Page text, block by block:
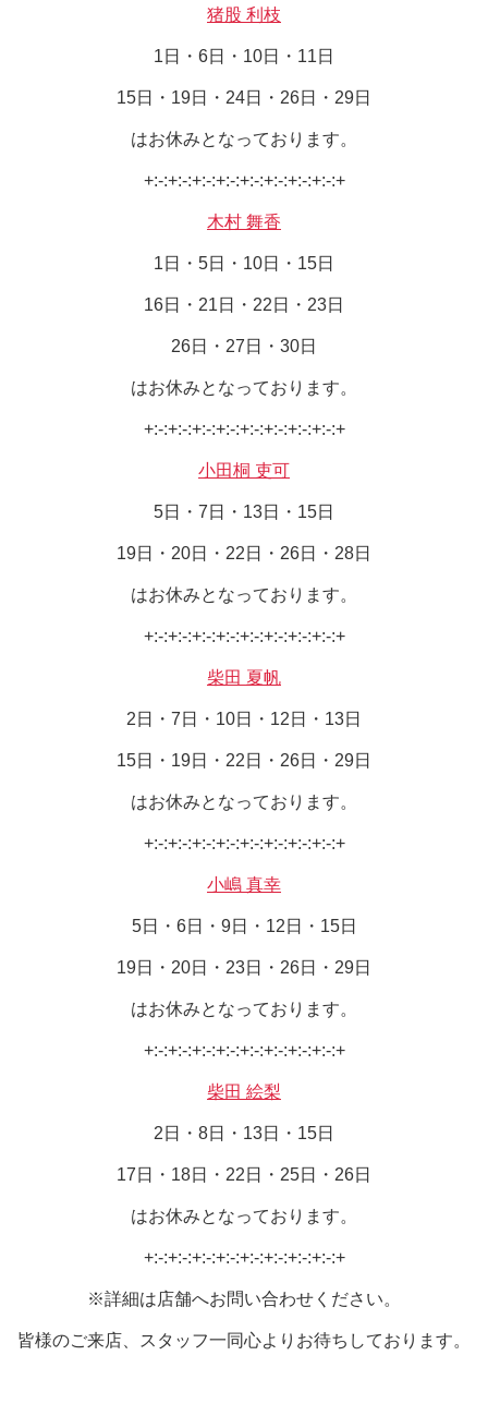
猪股 利枝
1日・6日・10日・11日
15日・19日・24日・26日・29日
はお休みとなっております。
+:-:+:-:+:-:+:-:+:-:+:-:+:-:+:-:+
木村 舞香
1日・5日・10日・15日
16日・21日・22日・23日
26日・27日・30日
はお休みとなっております。
+:-:+:-:+:-:+:-:+:-:+:-:+:-:+:-:+
小田桐 吏可
5日・7日・13日・15日
19日・20日・22日・26日・28日
はお休みとなっております。
+:-:+:-:+:-:+:-:+:-:+:-:+:-:+:-:+
柴田 夏帆
2日・7日・10日・12日・13日
15日・19日・22日・26日・29日
はお休みとなっております。
+:-:+:-:+:-:+:-:+:-:+:-:+:-:+:-:+
小嶋 真幸
5日・6日・9日・12日・15日
19日・20日・23日・26日・29日
はお休みとなっております。
+:-:+:-:+:-:+:-:+:-:+:-:+:-:+:-:+
柴田 絵梨
2日・8日・13日・15日
17日・18日・22日・25日・26日
はお休みとなっております。
+:-:+:-:+:-:+:-:+:-:+:-:+:-:+:-:+
※詳細は店舗へお問い合わせください。
皆様のご来店、スタッフ一同心よりお待ちしております。